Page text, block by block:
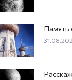
Память